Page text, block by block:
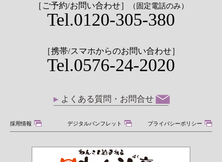
［ご予約/お問い合わせ］ （固定電話のみ）
Tel.0120-305-380
［携帯/スマホからのお問い合わせ］
Tel.0576-24-2020
よくある質問・お問合せ
採用情報 デジタルパンフレット プライバシーポリシー